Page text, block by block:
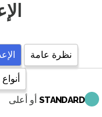
نظرة عامة
STANDARD أو أعلى